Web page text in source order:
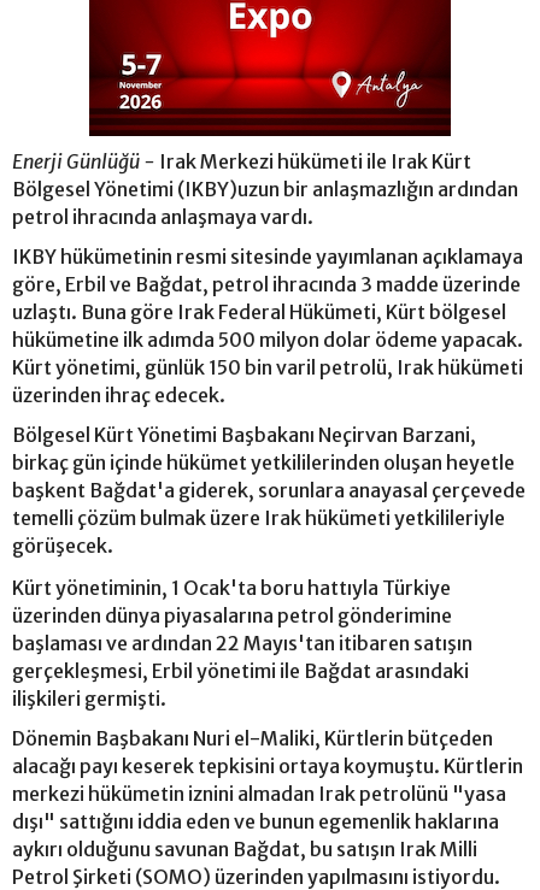
Enerji Günlüğü - Irak Merkezi hükümeti ile Irak Kürt
Bölgesel Yönetimi (IKBY)uzun bir anlaşmazlığın ardından
petrol ihracında anlaşmaya vardı.
IKBY hükümetinin resmi sitesinde yayımlanan açıklamaya
göre, Erbil ve Bağdat, petrol ihracında 3 madde üzerinde
uzlaştı. Buna göre Irak Federal Hükümeti, Kürt bölgesel
hükümetine ilk adımda 500 milyon dolar ödeme yapacak.
Kürt yönetimi, günlük 150 bin varil petrolü, Irak hükümeti
üzerinden ihraç edecek.
Bölgesel Kürt Yönetimi Başbakanı Neçirvan Barzani,
birkaç gün içinde hükümet yetkililerinden oluşan heyetle
başkent Bağdat'a giderek, sorunlara anayasal çerçevede
temelli çözüm bulmak üzere Irak hükümeti yetkilileriyle
görüşecek.
Kürt yönetiminin, 1 Ocak'ta boru hattıyla Türkiye
üzerinden dünya piyasalarına petrol gönderimine
başlaması ve ardından 22 Mayıs'tan itibaren satışın
gerçekleşmesi, Erbil yönetimi ile Bağdat arasındaki
ilişkileri germişti.
Dönemin Başbakanı Nuri el-Maliki, Kürtlerin bütçeden
alacağı payı keserek tepkisini ortaya koymuştu. Kürtlerin
merkezi hükümetin iznini almadan Irak petrolünü "yasa
dışı" sattığını iddia eden ve bunun egemenlik haklarına
aykırı olduğunu savunan Bağdat, bu satışın Irak Milli
Petrol Şirketi (SOMO) üzerinden yapılmasını istiyordu.